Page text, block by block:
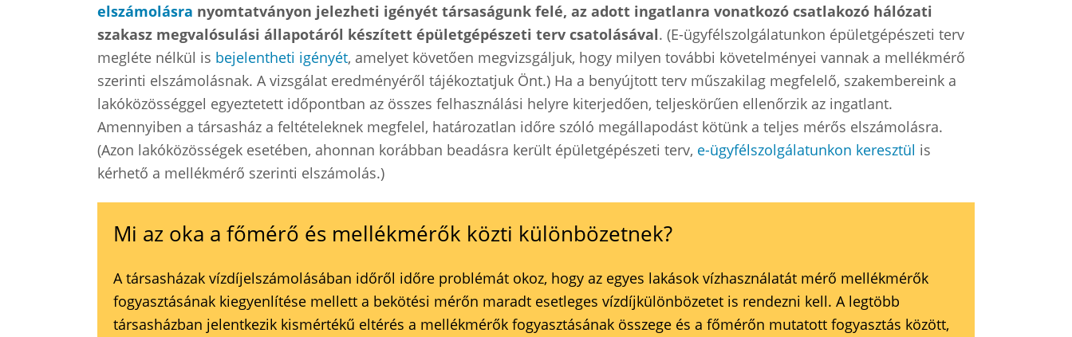
elszámolásra nyomtatványon jelezheti igényét társaságunk felé, az adott ingatlanra vonatkozó csatlakozó hálózati
szakasz megvalósulási állapotáról készített épületgépészeti terv csatolásával. (E-ügyfélszolgálatunkon épületgépészeti terv
megléte nélkül is bejelentheti igényét, amelyet követően megvizsgáljuk, hogy milyen további követelményei vannak a mellékmérő
szerinti elszámolásnak. A vizsgálat eredményéről tájékoztatjuk Önt.) Ha a benyújtott terv műszakilag megfelelő, szakembereink a
lakóközösséggel egyeztetett időpontban az összes felhasználási helyre kiterjedően, teljeskörűen ellenőrzik az ingatlant.
Amennyiben a társasház a feltételeknek megfelel, határozatlan időre szóló megállapodást kötünk a teljes mérős elszámolásra.
(Azon lakóközösségek esetében, ahonnan korábban beadásra került épületgépészeti terv, e-ügyfélszolgálatunkon keresztül is
kérhető a mellékmérő szerinti elszámolás.)
Mi az oka a főmérő és mellékmérők közti különbözetnek?
A társasházak vízdíjelszámolásában időről időre problémát okoz, hogy az egyes lakások vízhasználatát mérő mellékmérők
fogyasztásának kiegyenlítése mellett a bekötési mérőn maradt esetleges vízdíjkülönbözetet is rendezni kell. A legtöbb
társasházban jelentkezik kismértékű eltérés a mellékmérők fogyasztásának összege és a főmérőn mutatott fogyasztás között,